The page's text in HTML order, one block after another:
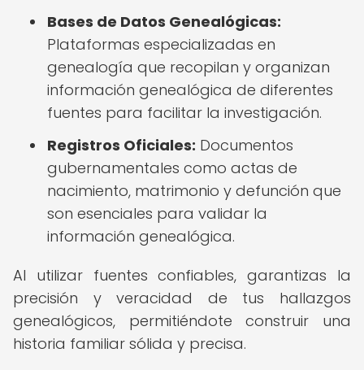
Bases de Datos Genealógicas:
Plataformas especializadas en
genealogía que recopilan y organizan
información genealógica de diferentes
fuentes para facilitar la investigación.
Registros Oficiales: Documentos
gubernamentales como actas de
nacimiento, matrimonio y defunción que
son esenciales para validar la
información genealógica.
Al utilizar fuentes confiables, garantizas la
precisión y veracidad de tus hallazgos
genealógicos, permitiéndote construir una
historia familiar sólida y precisa.